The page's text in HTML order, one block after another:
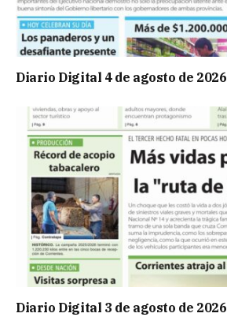
Diario Digital 4 de agosto de 2026
Diario Digital 3 de agosto de 2026